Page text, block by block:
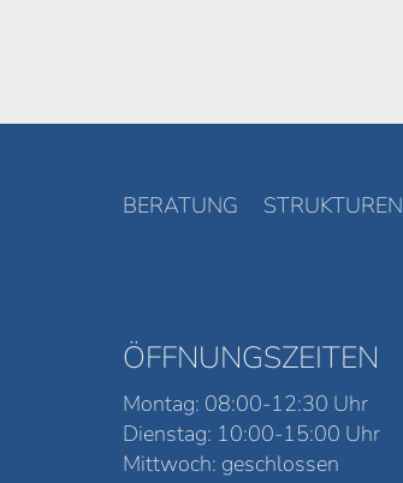
BERATUNG STRUKTUREN
ÖFFNUNGSZEITEN
Montag: 08:00-12:30 Uhr
Dienstag: 10:00-15:00 Uhr
Mittwoch: geschlossen